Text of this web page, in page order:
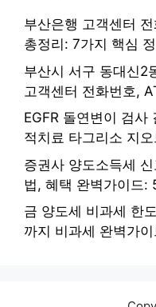
부산은행 고객센터
총정리: 7가지 핵심
부산시 서구 동대신2
고객센터 전화번호,
EGFR 돌연변이 검
적치료 타그리소 지
증권사 양도소득세
법, 혜택 완벽가이드:
금 양도세 비과세 한
까지 비과세 완벽가